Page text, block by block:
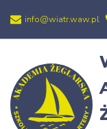
Przejdź
treści
info@wiatr.waw.pl